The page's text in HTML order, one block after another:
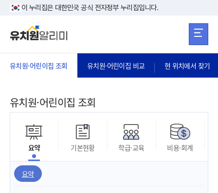
본문 바로가기
이 누리집은 대한민국 공식 전자정부 누리집입니다.
유치원·어린이집 조회 유치원·어린이집 비교 현 위치에서 찾기
유치원·어린이집 조회
요약 기본현황 학급·교육 비용·회계
요약